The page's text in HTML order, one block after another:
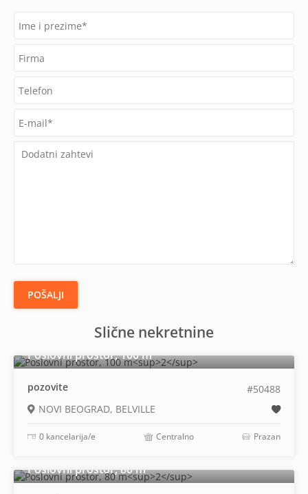
POŠALJI
Slične nekretnine
Poslovni prostor, 100 m
pozovite
#50488
NOVI BEOGRAD, BELVILLE
0 kancelarija/e Centralno Prazan
Poslovni prostor, 80 m